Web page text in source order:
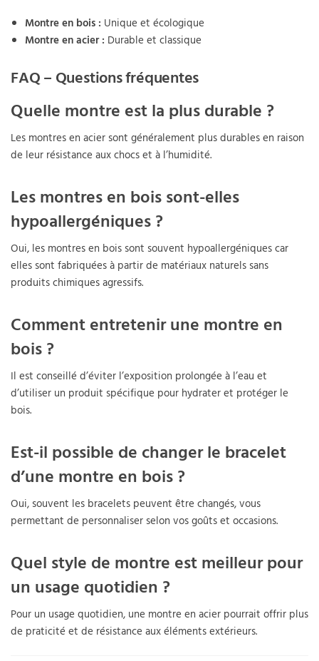
Montre en bois : Unique et écologique
Montre en acier : Durable et classique
FAQ – Questions fréquentes
Quelle montre est la plus durable ?
Les montres en acier sont généralement plus durables en raison
de leur résistance aux chocs et à l’humidité.
Les montres en bois sont-elles
hypoallergéniques ?
Oui, les montres en bois sont souvent hypoallergéniques car
elles sont fabriquées à partir de matériaux naturels sans
produits chimiques agressifs.
Comment entretenir une montre en
bois ?
Il est conseillé d’éviter l’exposition prolongée à l’eau et
d’utiliser un produit spécifique pour hydrater et protéger le
bois.
Est-il possible de changer le bracelet
d’une montre en bois ?
Oui, souvent les bracelets peuvent être changés, vous
permettant de personnaliser selon vos goûts et occasions.
Quel style de montre est meilleur pour
un usage quotidien ?
Pour un usage quotidien, une montre en acier pourrait offrir plus
de praticité et de résistance aux éléments extérieurs.